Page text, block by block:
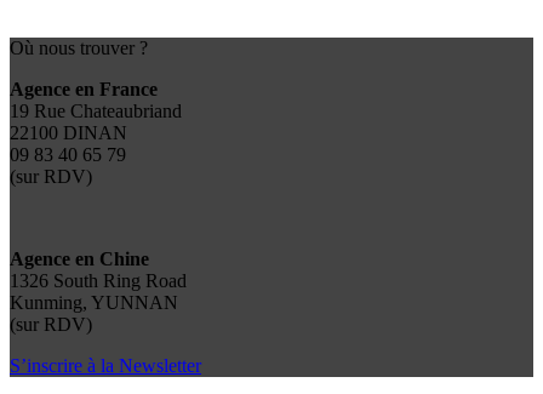
Où nous trouver ?
Agence en France
19 Rue Chateaubriand
22100 DINAN
09 83 40 65 79
(sur RDV)
Agence en Chine
1326 South Ring Road
Kunming, YUNNAN
(sur RDV)
S’inscrire à la Newsletter